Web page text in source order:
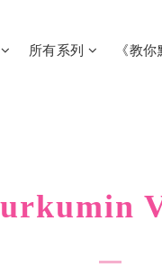
所有系列 《教